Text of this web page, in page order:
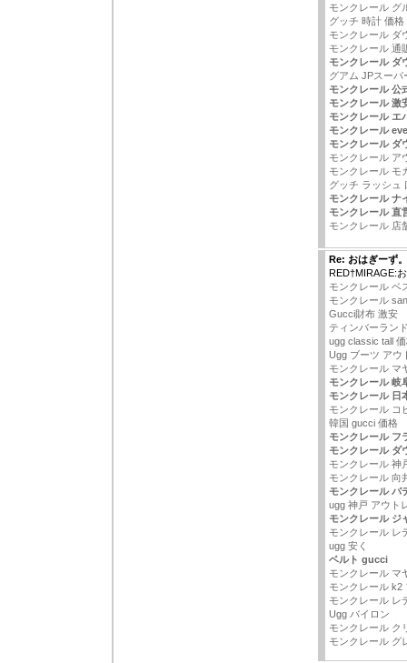
モンクレール グ
グッチ 時計 価格
モンクレール ダ
モンクレール 通
モンクレール ダ
グアム JPスーパ
モンクレール 公
モンクレール 激
モンクレール エ
モンクレール
モンクレール ダ
モンクレール ア
モンクレール モ
グッチ ラッシュ
モンクレール ナ
モンクレール 直
モンクレール 店
Re: おはぎーず。
RED†MIRAGE:
モンクレール ベ
モンクレール
Gucci財布 激安
ティンバーラン
ugg classic tall
Ugg ブーツ アウ
モンクレール マ
モンクレール 岐
モンクレール 日
モンクレール コ
韓国 gucci 価格
モンクレール フ
モンクレール ダ
モンクレール 神
モンクレール 向
モンクレール バ
ugg 神戸 アウト
モンクレール ジ
モンクレール レ
ugg 安く
ベルト gucci
モンクレール マ
モンクレール k2
モンクレール レ
Ugg バイロン
モンクレール ク
モンクレール グ